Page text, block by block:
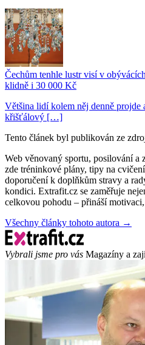
Čechům tenhle lustr visí v
klidně i 30 000 Kč
Většina lidí kolem něj denně projde
křišťálový […]
Tento článek byl publikován ze
Web věnovaný sportu, posilování a
zde tréninkové plány, tipy na
doporučení k doplňkům stravy a
kondici. Extrafit.cz se zaměřuje
celkovou pohodu – přináší
Všechny články tohoto autora →
Vybrali jsme pro vás Magazíny a